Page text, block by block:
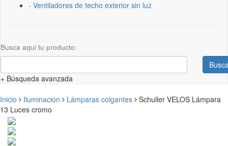
- Ventiladores de techo exterior sin luz
Busca aqui tu producto:
+ Búsqueda avanzada
Inicio Iluminacion Lámparas colgantes
Schuller VELOS Lámpara
13 Luces cromo